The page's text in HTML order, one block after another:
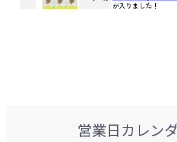
営業日カレン